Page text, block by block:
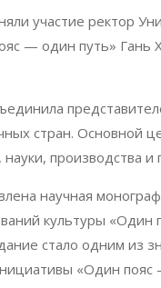
участие ректор
— один путь» Гань
стран. Основной
производства и
научная
культуры
стало одним из
«Один